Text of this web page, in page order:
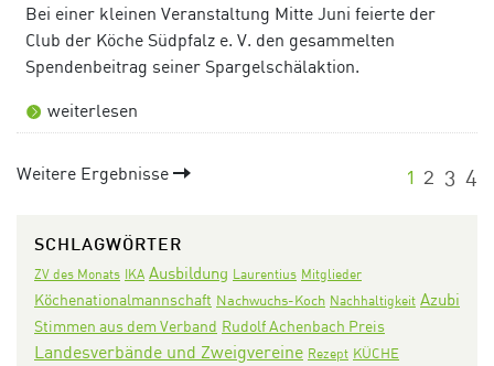
Bei einer kleinen Veranstaltung Mitte Juni feierte der
Club der Köche Südpfalz e. V. den gesammelten
Spendenbeitrag seiner Spargelschälaktion.
weiterlesen
Weitere Ergebnisse 1 2 3 4
SCHLAGWÖRTER
ZV des Monats IKA Ausbildung Laurentius Mitglieder
Köchenationalmannschaft Nachwuchs-Koch Nachhaltigkeit Azubi
Stimmen aus dem Verband Rudolf Achenbach Preis
Landesverbände und Zweigvereine Rezept KÜCHE